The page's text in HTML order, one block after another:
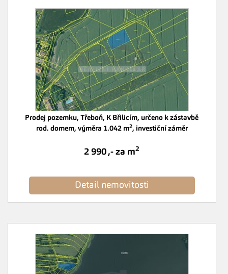
Prodej pozemku, Třeboň, K Břilicím, určeno k zástavbě
rod. domem, výměra 1.042 m2, investiční záměr
Detail nemovitosti
2 990 ,- za m2